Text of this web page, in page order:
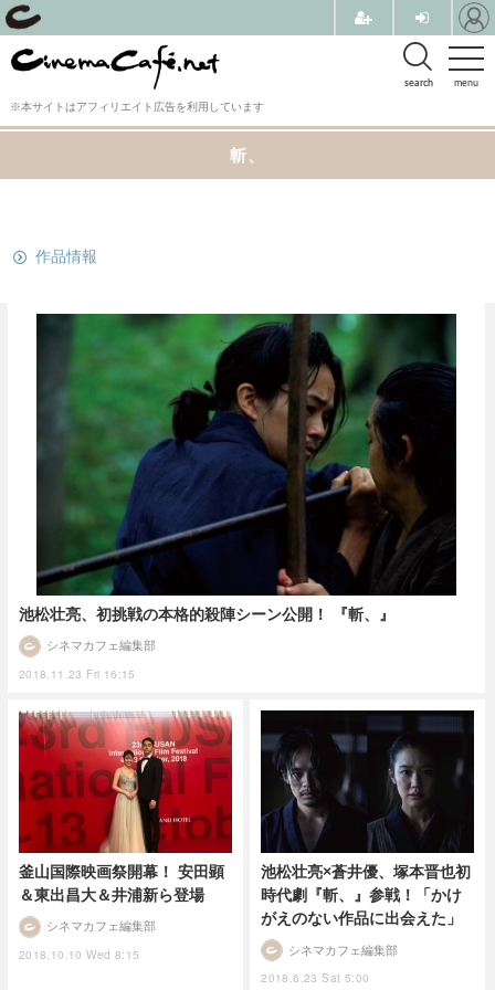
menu
search
※本サイトはアフィリエイト広告を利用しています
斬、
作品情報
池松壮亮、初挑戦の本格的殺陣シーン公開！ 『斬、』
2018.11.23 Fri 16:15
シネマカフェ編集部
釜山国際映画祭開幕！ 安田顕
＆東出昌大＆井浦新ら登場
2018.10.10 Wed 8:15
シネマカフェ編集部
池松壮亮×蒼井優、塚本晋也初
時代劇『斬、』参戦！「かけ
がえのない作品に出会えた」
2018.6.23 Sat 5:00
シネマカフェ編集部